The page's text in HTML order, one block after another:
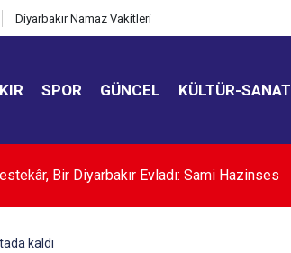
Diyarbakır Namaz Vakitleri
SPOR GÜNCEL KÜLTÜR-SANAT
Anlaşması" uluslararası basında
kaldı